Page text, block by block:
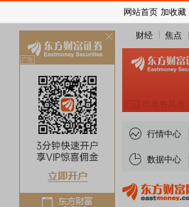
财经 焦点
行情中心
数据中心
网站首页 加收藏
关